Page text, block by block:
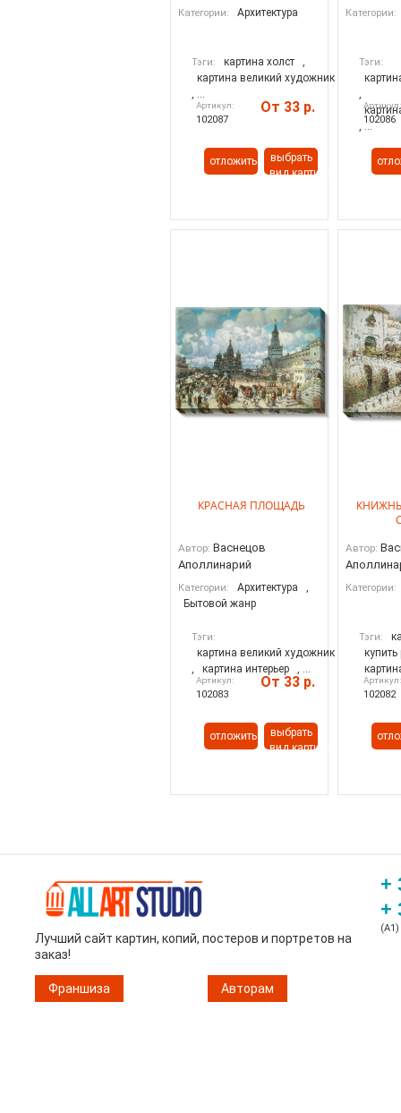
Категории: Архитектура
Тэги: картина холст
,
картина великий художник
, ...
Артикул:
102087
От 33 р.
отложить
выбрать
вид картины
Категории:
Тэги:
,
, ...
Артикул:
102086
КРАСНАЯ ПЛОЩАДЬ
Автор: Васнецов
Аполлинарий
Категории: Архитектура
,
Бытовой жанр
Тэги:
картина великий художник
,
картина интерьер , ...
Артикул:
102083
От 33 р.
отложить
выбрать
вид картины
Автор:
Категории:
Тэги:
Артикул:
102082
Лучший сайт картин, копий, постеров и портретов на
заказ!
Франшиза Авторам
+
+